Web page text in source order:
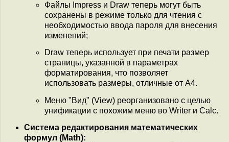
Файлы Impress и Draw теперь могут быть
сохранены в режиме только для чтения с
необходимостью ввода пароля для внесения
изменений;
Draw теперь использует при печати размер
страницы, указанной в параметрах
форматирования, что позволяет
использовать размеры, отличные от А4.
Меню "Вид" (View) реорганизовано с целью
унификации с похожим меню во Writer и Calc.
Система редактирования математических
формул (Math):